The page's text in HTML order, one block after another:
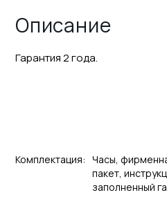
Описание
Гарантия 2 года.
Комплектация: Часы,
пакет,
заполненный